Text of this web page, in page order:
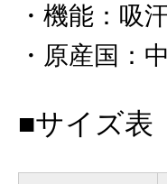
機能 ： 吸
原産国 ：
■サイズ表